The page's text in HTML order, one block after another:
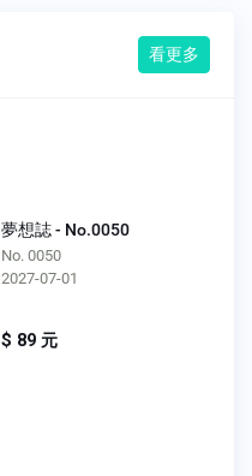
看更多
夢想誌 - No.0050
No. 0050
2027-07-01
$ 89 元